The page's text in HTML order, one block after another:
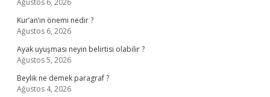
Ağustos 6, 2026
Kur’an’ın önemi nedir ?
Ağustos 6, 2026
Ayak uyuşması neyin belirtisi olabilir ?
Ağustos 5, 2026
Beylik ne demek paragraf ?
Ağustos 4, 2026